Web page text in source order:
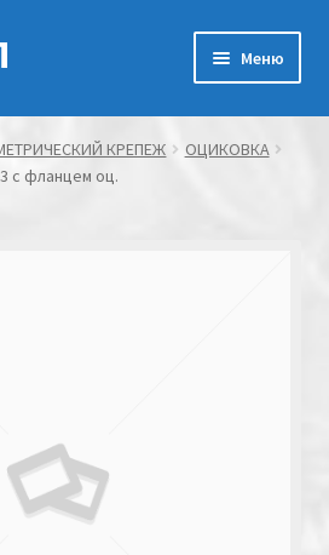
Меню
КРЕПЕЖ
ОЦИКОВКА
с фланцем оц.